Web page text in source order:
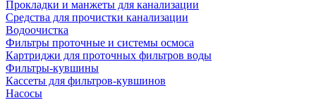
Прокладки и манжеты для канализации
Средства для прочистки канализации
Водоочистка
Фильтры проточные и системы осмоса
Картриджи для проточных фильтров воды
Фильтры-кувшины
Кассеты для фильтров-кувшинов
Насосы